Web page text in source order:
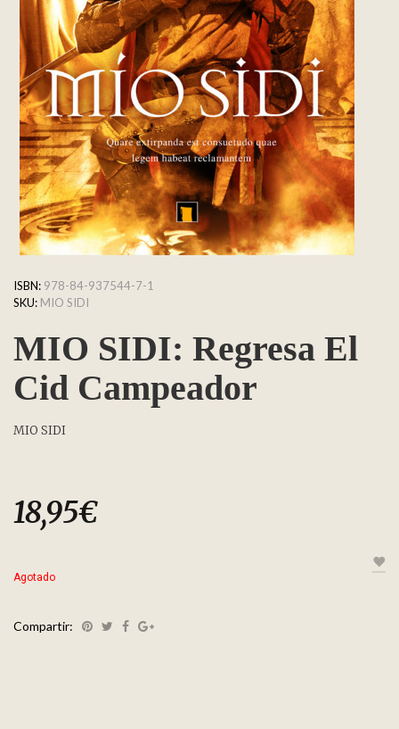
ISBN: 978-84-937544-7-1
SKU: MIO SIDI
MIO SIDI: Regresa El
Cid Campeador
MIO SIDI
18,95€
Agotado
Compartir: